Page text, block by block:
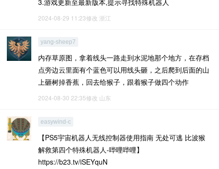
3.游戏更新至最新版本,提示寻找特殊机器人
2024-08-29 11:23修改 浙江
yang-sheep7
内存草原图，拿着线头一路走到水泥地那个地方，在存档
点旁边云里面有个蓝色可以用线头砸，之后爬到后面的山
上砸树掉香蕉，回去给猴子，跟着猴子做四个动作
2024-08-30 22:35修改 山东
easywind-c
【PS5宇宙机器人无线控制器使用指南 无处可逃 比波猴
解救第四个特殊机器人-哔哩哔哩】
https://b23.tv/iSEYquN